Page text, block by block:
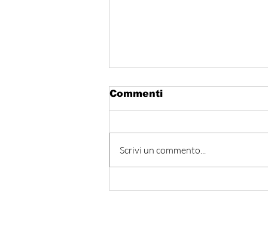
Commenti
Scrivi un commento...